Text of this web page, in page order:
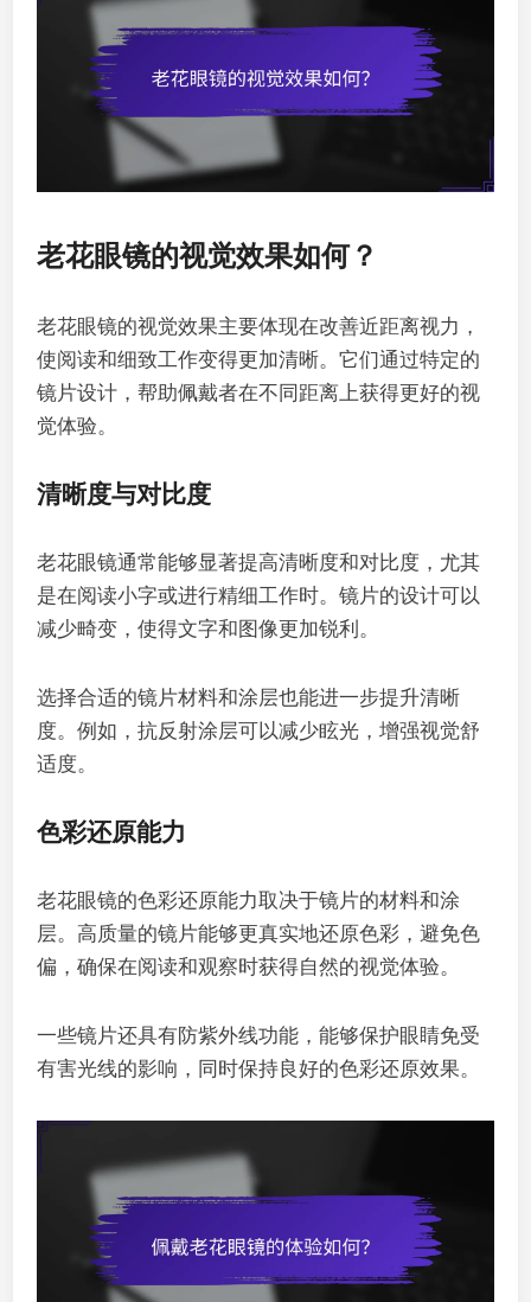
老花眼镜的视觉效果如何？
老花眼镜的视觉效果主要体现在改善近距离视力，
使阅读和细致工作变得更加清晰。它们通过特定的
镜片设计，帮助佩戴者在不同距离上获得更好的视
觉体验。
清晰度与对比度
老花眼镜通常能够显著提高清晰度和对比度，尤其
是在阅读小字或进行精细工作时。镜片的设计可以
减少畸变，使得文字和图像更加锐利。
选择合适的镜片材料和涂层也能进一步提升清晰
度。例如，抗反射涂层可以减少眩光，增强视觉舒
适度。
色彩还原能力
老花眼镜的色彩还原能力取决于镜片的材料和涂
层。高质量的镜片能够更真实地还原色彩，避免色
偏，确保在阅读和观察时获得自然的视觉体验。
一些镜片还具有防紫外线功能，能够保护眼睛免受
有害光线的影响，同时保持良好的色彩还原效果。